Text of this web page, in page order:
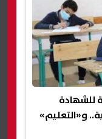
للشهادة
و«التعليم»